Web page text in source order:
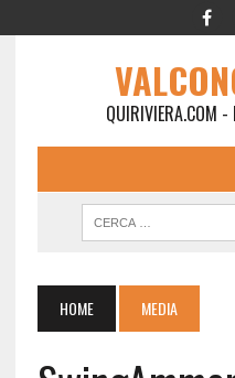
QUIRIVIERA.COM -
HOME MEDIA